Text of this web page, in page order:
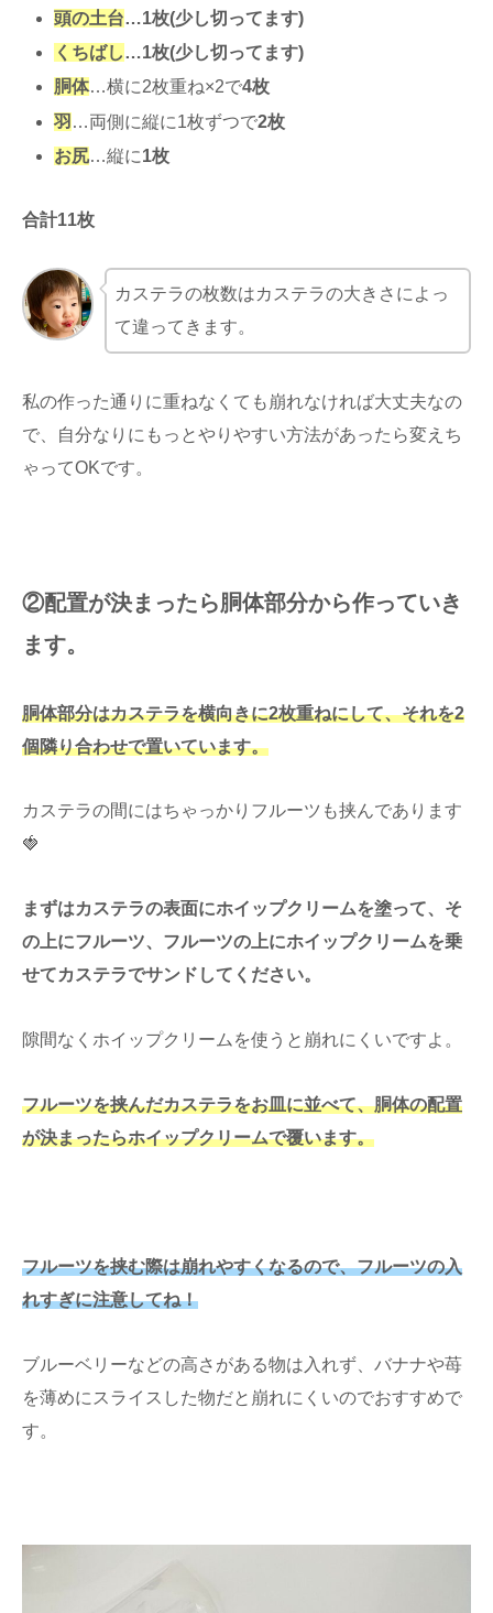
頭の土台…1枚(少し切ってます)
くちばし…1枚(少し切ってます)
胴体…横に2枚重ね×2で4枚
羽 …両側に縦に1枚ずつで2枚
お尻…縦に1枚
合計11枚
カステラの枚数はカステラの大きさによっ
て違ってきます。
私の作った通りに重ねなくても崩れなければ大丈夫なの
で、自分なりにもっとやりやすい方法があったら変えち
ゃってOKです。
②配置が決まったら胴体部分から作っていき
ます。
胴体部分はカステラを横向きに2枚重ねにして、それを2
個隣り合わせで置いています。
カステラの間にはちゃっかりフルーツも挟んであります
🍓
まずはカステラの表面にホイップクリームを塗って、そ
の上にフルーツ、フルーツの上にホイップクリームを乗
せてカステラでサンドしてください。
隙間なくホイップクリームを使うと崩れにくいですよ。
フルーツを挟んだカステラをお皿に並べて、胴体の配置
が決まったらホイップクリームで覆います。
フルーツを挟む際は崩れやすくなるので、フルーツの入
れすぎに注意してね！
ブルーベリーなどの高さがある物は入れず、バナナや苺
を薄めにスライスした物だと崩れにくいのでおすすめで
す。